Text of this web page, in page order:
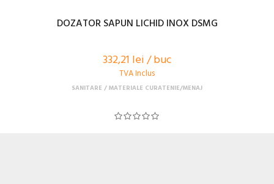
DOZATOR SAPUN LICHID INOX DSMG
332,21 lei / buc
TVA Inclus
SANITARE MATERIALE CURATENIE/MENAJ